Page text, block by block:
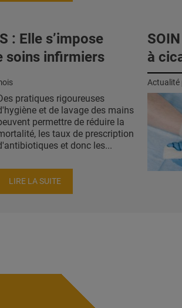
: Elle s’impose
soins infirmiers
pratiques rigoureuses
et de lavage des mains
permettre de réduire la
les taux de prescription
et donc les...
LIRE LA SUITE
à
Actualité